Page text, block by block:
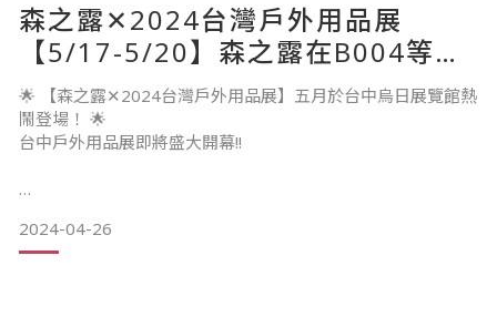
森之露✕2024台灣戶外用品展
【5/17-5/20】森之露在B004等著
你唷！入手帳篷、添購露營裝備最
佳時機！
🌟 【森之露✕2024台灣戶外用品展】五月於台中烏日展覽館熱
鬧登場！ 🌟
台中戶外用品展即將盛大開幕!!
📍時間 : 2024/05/17-2024/05/20 10:00-18:00
2024-04-26